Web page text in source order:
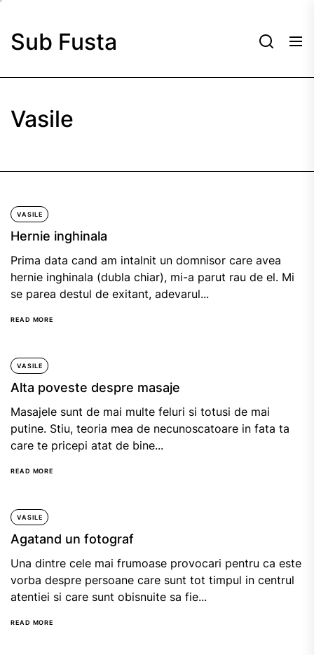
theSub Fusta
Vasile
VASILE
Hernie inghinala
Prima data cand am intalnit un domnisor care avea
hernie inghinala (dubla chiar), mi-a parut rau de el. Mi
se parea destul de exitant, adevarul...
READ MORE
VASILE
Alta poveste despre masaje
Masajele sunt de mai multe feluri si totusi de mai
putine. Stiu, teoria mea de necunoscatoare in fata ta
care te pricepi atat de bine...
READ MORE
VASILE
Agatand un fotograf
Una dintre cele mai frumoase provocari pentru ca este
vorba despre persoane care sunt tot timpul in centrul
atentiei si care sunt obisnuite sa fie...
READ MORE